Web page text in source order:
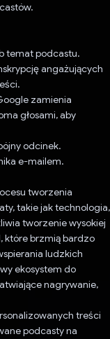
temat podcastu.
angażujących
zamienia
głosami, aby
odcinek.
e-mailem.
tworzenia
takie jak technologia,
tworzenie wysokiej
które brzmią bardzo
ludzkich
ekosystem do
nagrywanie,
treści
podcasty na